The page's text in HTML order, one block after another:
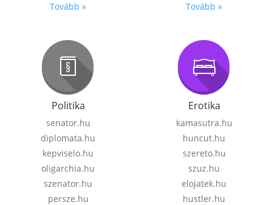
Tovább » Tovább »
Politika
senator.hu
diplomata.hu
kepviselo.hu
oligarchia.hu
szenator.hu
persze.hu
Erotika
kamasutra.hu
huncut.hu
szereto.hu
szuz.hu
elojatek.hu
hustler.hu